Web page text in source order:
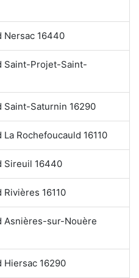
Nersac 16440
Saint-Projet-Saint-
Saint-Saturnin 16290
Rochefoucauld 16110
Sireuil 16440
16110
Asnières-sur-Nouère
Hiersac 16290